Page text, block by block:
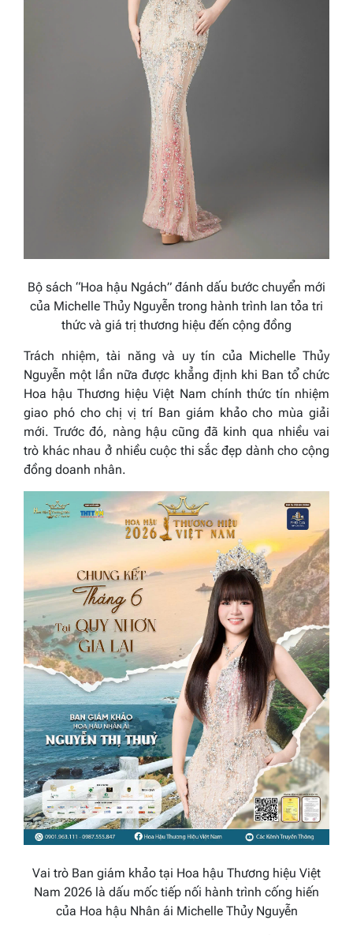
Bộ sách “Hoa hậu Ngách” đánh dấu bước chuyển mới
của Michelle Thủy Nguyễn trong hành trình lan tỏa tri
thức và giá trị thương hiệu đến cộng đồng
Trách nhiệm, tài năng và uy tín của Michelle Thủy
Nguyễn một lần nữa được khẳng định khi Ban tổ chức
Hoa hậu Thương hiệu Việt Nam chính thức tín nhiệm
giao phó cho chị vị trí Ban giám khảo cho mùa giải
mới. Trước đó, nàng hậu cũng đã kinh qua nhiều vai
trò khác nhau ở nhiều cuộc thi sắc đẹp dành cho cộng
đồng doanh nhân.
Vai trò Ban giám khảo tại Hoa hậu Thương hiệu Việt
Nam 2026 là dấu mốc tiếp nối hành trình cống hiến
của Hoa hậu Nhân ái Michelle Thủy Nguyễn